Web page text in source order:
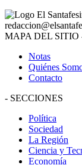
MAPA DEL SITIO
Notas
Quiénes
Contacto
- SECCIONES
Política
Sociedad
La Región
Ciencia y
Economía